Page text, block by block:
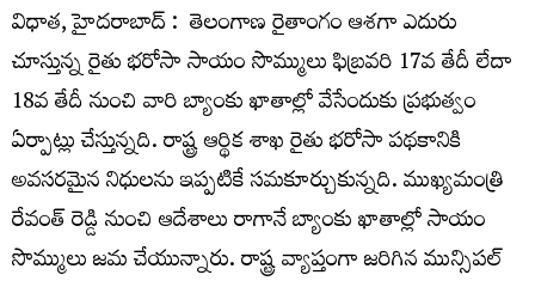
విధాత, హైదరాబాద్ : తెలంగాణ రైతాంగం ఆశగా ఎదురు
చూస్తున్న రైతు భరోసా సాయం సొమ్ములు ఫిబ్రవరి 17వ తేదీ లేదా
18వ తేదీ నుంచి వారి బ్యాంకు ఖాతాల్లో వేసేందుకు ప్రభుత్వం
ఏర్పాట్లు చేస్తున్నది. రాష్ట్ర ఆర్థిక శాఖ రైతు భరోసా పథకానికి
అవసరమైన నిధులను ఇప్పటికే సమకూర్చుకున్నది. ముఖ్యమంత్రి
రేవంత్ రెడ్డి నుంచి ఆదేశాలు రాగానే బ్యాంకు ఖాతాల్లో సాయం
సొమ్ములు జమ చేయున్నారు. రాష్ట్ర వ్యాప్తంగా జరిగిన మున్సిపల్